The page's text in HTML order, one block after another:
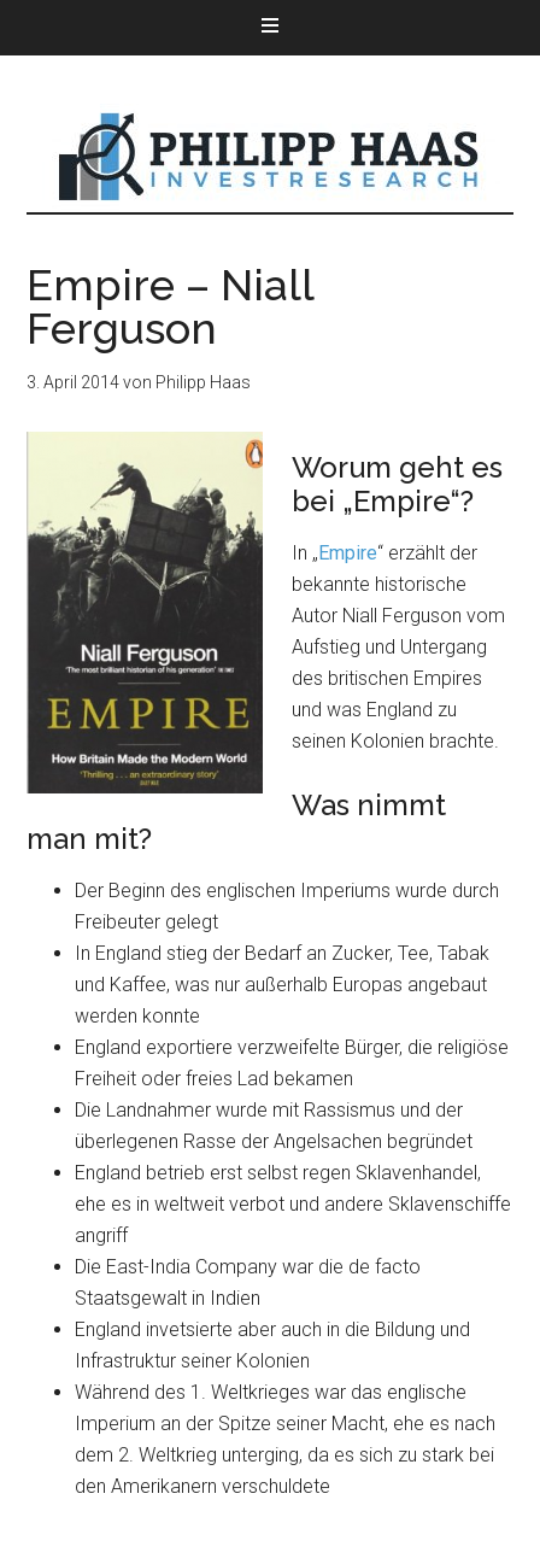
Empire – Niall
Ferguson
3. April 2014von Philipp Haas
Worum geht es
bei „Empire“?
In „Empire“ erzählt der
bekannte historische
Autor Niall Ferguson vom
Aufstieg und Untergang
des britischen Empires
und was England zu
seinen Kolonien brachte.
Was nimmt
man mit?
Der Beginn des englischen Imperiums wurde durch
Freibeuter gelegt
In England stieg der Bedarf an Zucker, Tee, Tabak
und Kaffee, was nur außerhalb Europas angebaut
werden konnte
England exportiere verzweifelte Bürger, die religiöse
Freiheit oder freies Lad bekamen
Die Landnahmer wurde mit Rassismus und der
überlegenen Rasse der Angelsachen begründet
England betrieb erst selbst regen Sklavenhandel,
ehe es in weltweit verbot und andere Sklavenschiffe
angriff
Die East-India Company war die de facto
Staatsgewalt in Indien
England invetsierte aber auch in die Bildung und
Infrastruktur seiner Kolonien
Während des 1. Weltkrieges war das englische
Imperium an der Spitze seiner Macht, ehe es nach
dem 2. Weltkrieg unterging, da es sich zu stark bei
den Amerikanern verschuldete